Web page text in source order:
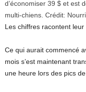
d’économiser 39 $ et est
multi-chiens. Crédit:
Les chiffres racontent leur
Ce qui aurait commencé
mois s’est maintenant
une heure lors des pics